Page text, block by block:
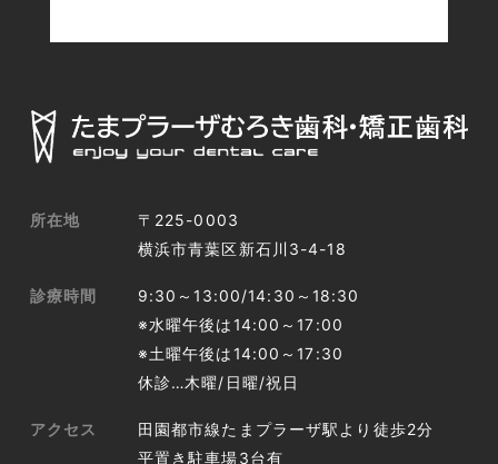
所在地
〒225-0003
横浜市青葉区新石川3-4-18
診療時間
9:30～13:00/14:30～18:30
※水曜午後は14:00～17:00
※土曜午後は14:00～17:30
休診…木曜/日曜/祝日
アクセス
田園都市線たまプラーザ駅より徒歩2分
平置き駐車場3台有